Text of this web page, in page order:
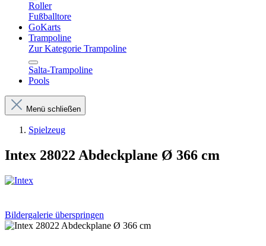
Roller
Fußballtore
GoKarts
Trampoline
Zur Kategorie Trampoline
Salta-Trampoline
Pools
Menü schließen
Spielzeug
Intex 28022 Abdeckplane Ø 366 cm
Bildergalerie überspringen